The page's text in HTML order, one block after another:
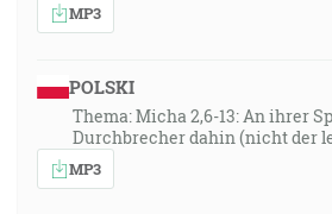
MP3
POLSKI
Thema: Micha 2,6-13: An ihrer
Durchbrecher dahin (nicht der
MP3